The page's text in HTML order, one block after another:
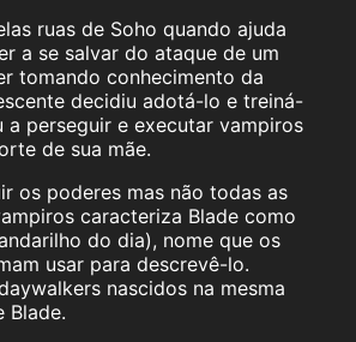
ruas de Soho quando ajuda
a se salvar do ataque de um
tomando conhecimento da
decidiu adotá-lo e treiná-
a perseguir e executar vampiros
de sua mãe.
os poderes mas não todas as
caracteriza Blade como
do dia), nome que os
usar para descrevê-lo.
nascidos na mesma
Blade.